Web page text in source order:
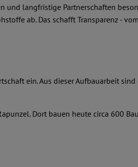
langfristige Partnerschaften
ab. Das schafft Transparenz -
ein. Aus dieser Aufbauarbeit
Dort bauen heute circa 600